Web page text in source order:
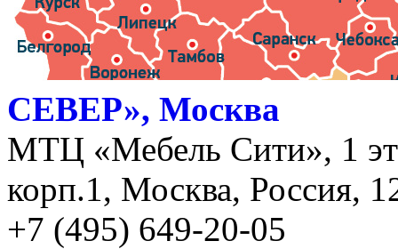
СЕВЕР», Москва
МТЦ «Мебель Сити», 1
корп.1, Москва, Россия,
+7 (495) 649-20-05